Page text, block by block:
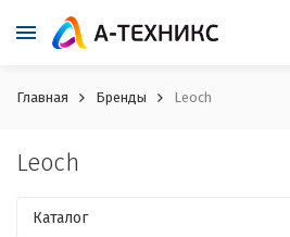
Главная Бренды Leoch
Leoch
Каталог